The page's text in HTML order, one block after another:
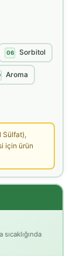
06 Sorbitol
Aroma
Sülfat),
için ürün